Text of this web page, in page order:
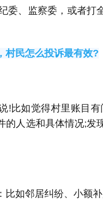
、监察委，或者打
村民怎么投诉最有效?
如觉得村里账目有
的人选和具体情况;发
邻居纠纷、小额补